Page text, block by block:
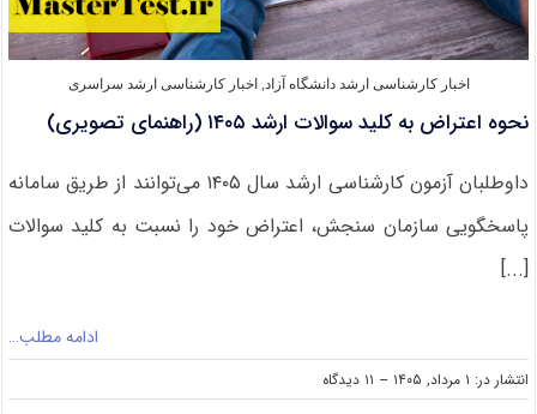
اخبار کارشناسی ارشد دانشگاه آزاد, اخبار کارشناسی ارشد سراسری
نحوه اعتراض به کلید سوالات ارشد ۱۴۰۵ (راهنمای تصویری)
داوطلبان آزمون کارشناسی ارشد سال ۱۴۰۵ می‌توانند از طریق سامانه
پاسخگویی سازمان سنجش، اعتراض خود را نسبت به کلید سوالات
[...]
ادامه مطلب…
انتشار در: ۱ مرداد, ۱۴۰۵ -- ۱۱ دیدگاه
on
نحوه